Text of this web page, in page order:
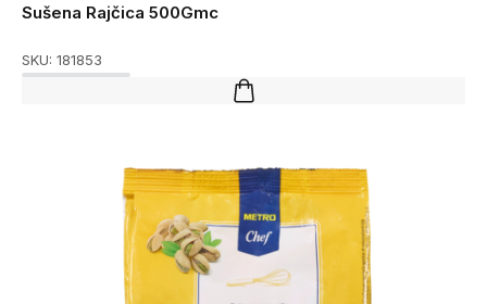
Sušena Rajčica 500Gmc
SKU: 181853